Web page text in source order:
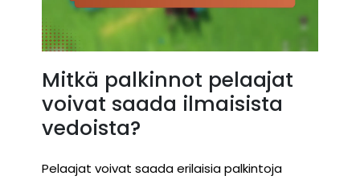
Mitkä palkinnot pelaajat
voivat saada ilmaisista
vedoista?
Pelaajat voivat saada erilaisia palkintoja